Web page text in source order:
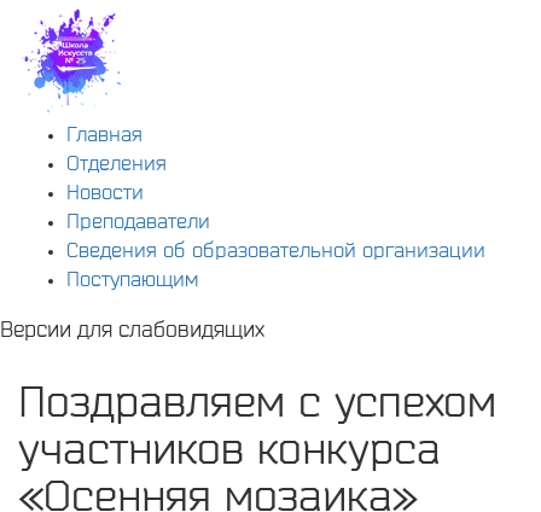
Главная
Отделения
Новости
Преподаватели
Сведения об образовательной организации
Поступающим
Версии для слабовидящих
Поздравляем с успехом
участников конкурса
«Осенняя мозаика»